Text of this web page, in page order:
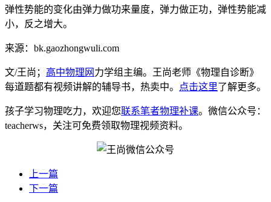
弹性势能的变化由弹力做功来量度，弹力做正功，弹性势能减
小，反之增大。
来源：bk.gaozhongwuli.com
文/王尚； 高中物理网 力学组主编。王尚老师《物理自诊断》
每道题都有视频讲解的辅导书，热卖中。
点击这里了解更多。
孩子学习物理吃力，欢迎您联系笔者物理补课。微信公众号：
teacherws，关注可免费领取物理视频资料。
上一篇
下一篇